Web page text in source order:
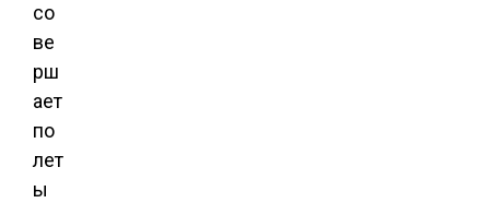
со
ве
рш
ает
по
лет
ы